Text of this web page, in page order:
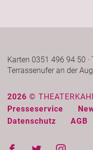
Karten 0351 496 94 50 ·
Terrassenufer an der
2026 ©
Presseservice
Datenschutz
AGB